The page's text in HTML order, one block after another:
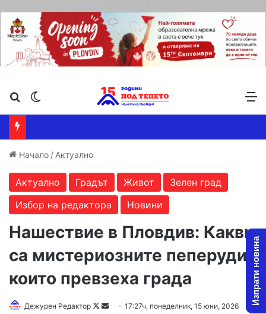
Търсене ...
Начало / Актуално
Актуално Градът Живот
Зелен град
Избор на редактора
Новини
Нашествие в Пловдив: Какви
са мистериозните пеперуди,
които превзеха града
Дежурен Редактор
Follow
Send17:27ч, понеделник, 15 юни, 2026
Изпрати новина